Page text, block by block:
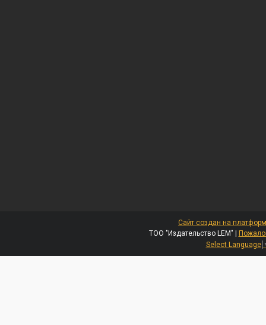
Сайт создан на
ТОО "Издательство LEM" |
Select Language